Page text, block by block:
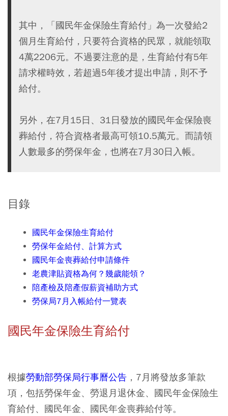
其中，「國民年金保險生育給付」為一次發給2
個月生育給付，只要符合資格的民眾，就能領取
4萬2206元。不過要注意的是，生育給付有5年
請求權時效，若超過5年後才提出申請，則不予
給付。
另外，在7月15日、31日發放的國民年金保險喪
葬給付，符合資格者最高可領10.5萬元。而請領
人數最多的勞保年金，也將在7月30日入帳。
目錄
國民年金保險生育給付
勞保年金給付、計算方式
國民年金喪葬給付申請條件
老農津貼資格為何？幾歲能領？
陪產檢及陪產假薪資補助方式
勞保局7月入帳給付一覽表
國民年金保險生育給付
根據勞動部勞保局行事曆公告 ，7月將發放多筆款
項，包括勞保年金、勞退月退休金、國民年金保險生
育給付、國民年金、國民年金喪葬給付等。